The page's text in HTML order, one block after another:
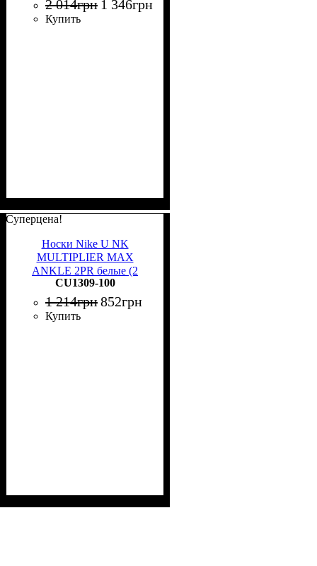
2 014грн 1 346грн
Купить
Суперцена!
Носки Nike U NK
MULTIPLIER MAX
ANKLE 2PR белые (2
пары) CU1309-100
CU1309-100
1 214грн852грн
Купить